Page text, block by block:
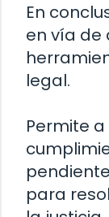
En
en vía de
legal.
Permite
para